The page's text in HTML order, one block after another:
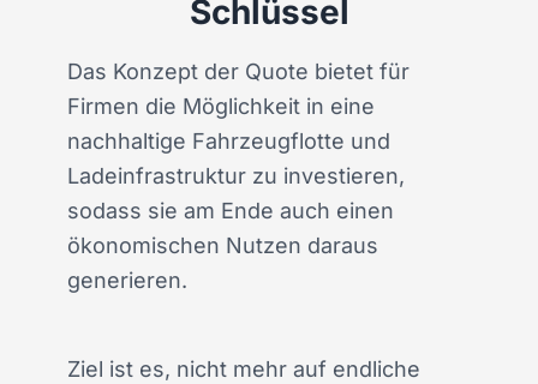
Schlüssel
Das Konzept der Quote bietet für
Firmen die Möglichkeit in eine
nachhaltige Fahrzeugflotte und
Ladeinfrastruktur zu investieren,
sodass sie am Ende auch einen
ökonomischen Nutzen daraus
generieren.
Ziel ist es, nicht mehr auf endliche